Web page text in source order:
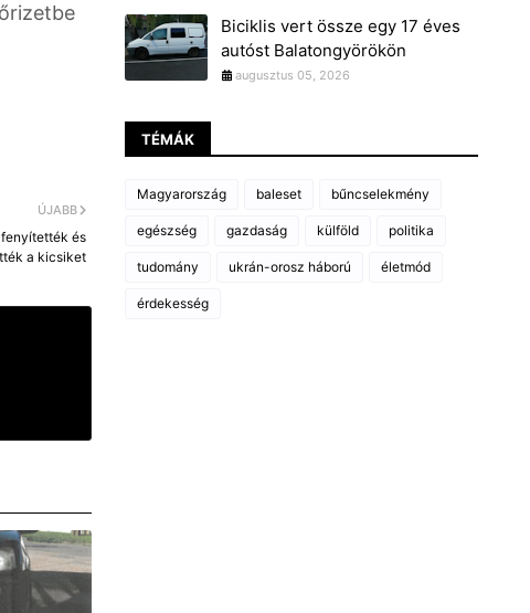
ÚJABB
és
a kicsiket
Biciklis vert össze egy 17 éves
autóst Balatongyörökön
augusztus 05, 2026
TÉMÁK
Magyarország baleset bűncselekmény
egészség gazdaság külföld politika
tudomány ukrán-orosz háború életmód
érdekesség